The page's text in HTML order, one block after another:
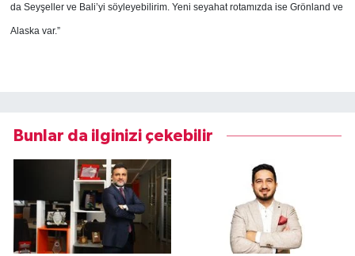
da Seyşeller ve Bali’yi söyleyebilirim. Yeni seyahat rotamızda ise Grönland ve
Alaska var.”
Bunlar da ilginizi çekebilir